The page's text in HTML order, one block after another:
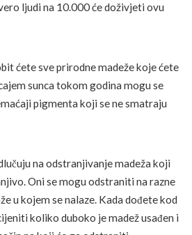
ljudi na 10.000 će doživjeti ovu
ćete sve prirodne madeže koje ćete
sunca tokom godina mogu se
pigmenta koji se ne smatraju
na odstranjivanje madeža koji
Oni se mogu odstraniti na razne
u kojem se nalaze. Kada dođete kod
koliko duboko je madež usađen i